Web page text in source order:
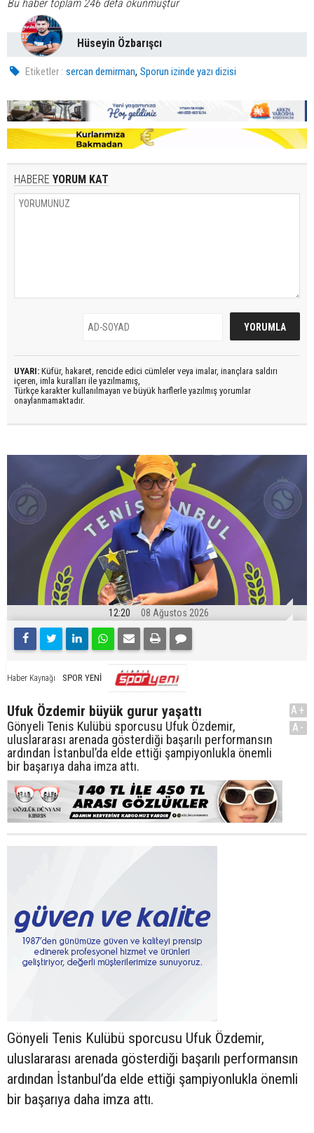
Bu haber toplam 246 defa okunmuştur
Hüseyin Özbarışcı
Etiketler : sercan demirman,Sporun izinde yazı dizisi
HABERE YORUM KAT
UYARI: Küfür, hakaret, rencide edici cümleler veya imalar, inançlara saldırı
içeren, imla kuralları ile yazılmamış,
Türkçe karakter kullanılmayan ve büyük harflerle yazılmış yorumlar
onaylanmamaktadır.
12:20 08 Ağustos 2026
Haber Kaynağı SPOR YENİ
Ufuk Özdemir büyük gurur yaşattı
Gönyeli Tenis Kulübü sporcusu Ufuk Özdemir,
uluslararası arenada gösterdiği başarılı performansın
ardından İstanbul’da elde ettiği şampiyonlukla önemli
bir başarıya daha imza attı.
A+
A-
Gönyeli Tenis Kulübü sporcusu Ufuk Özdemir,
uluslararası arenada gösterdiği başarılı performansın
ardından İstanbul’da elde ettiği şampiyonlukla önemli
bir başarıya daha imza attı.